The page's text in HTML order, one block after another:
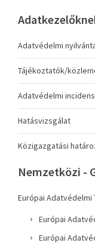
Adatvédelmi
Tájékoztatók/
Adatvédelmi incidens
Hatásvizsgálat
Közigazgatási
Nemzetközi -
Európai Adatvédelmi
Európai
Európai